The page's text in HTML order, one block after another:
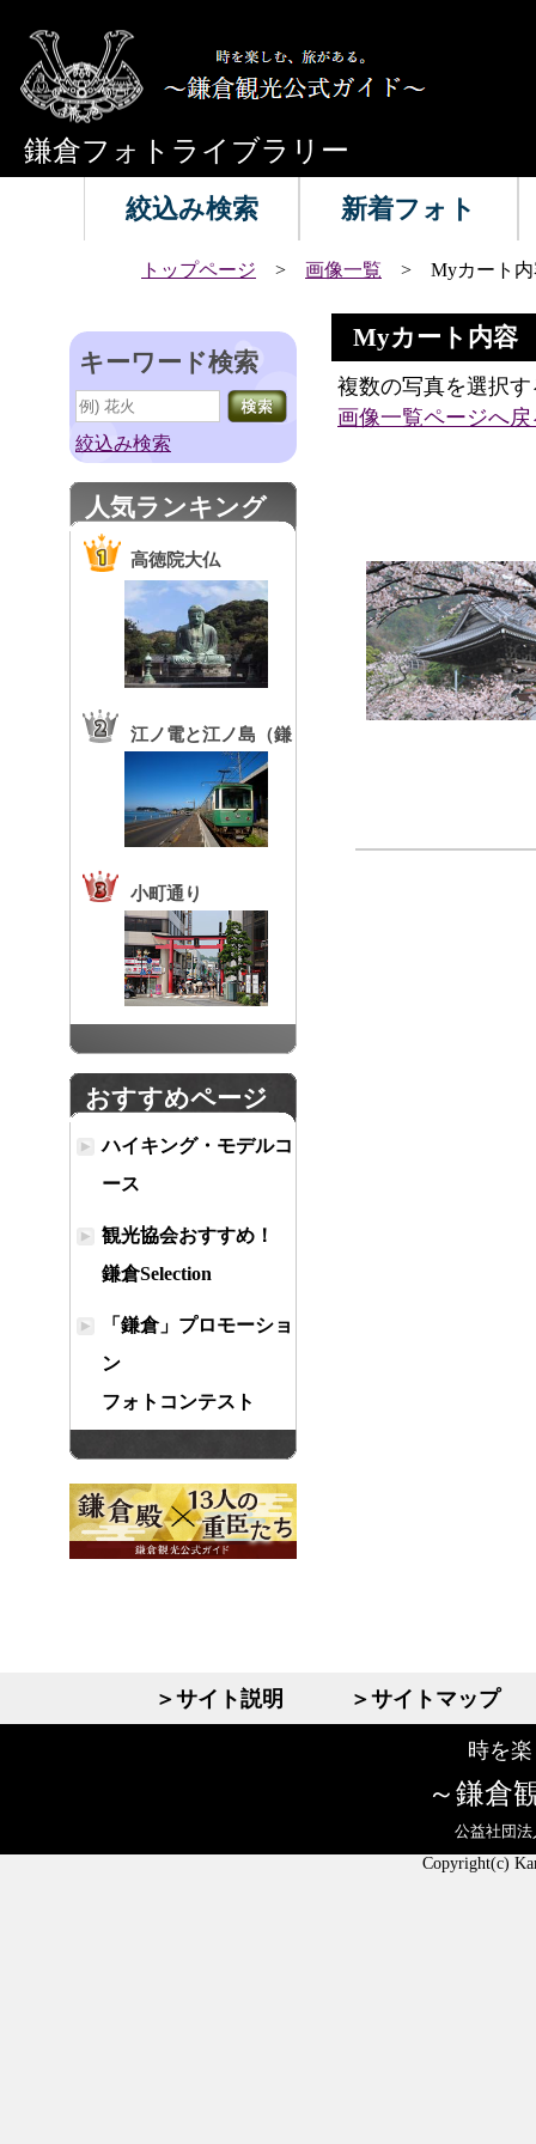
鎌倉フォトライブラリー
絞込み検索 新着フォト
トップページ > 画像一覧 > Myカート内
キーワード検索
絞込み検索
人気ランキング
高徳院大仏
江ノ電と江ノ島（鎌
倉高校前駅）
小町通り
おすすめページ
ハイキング・モデルコ
ース
観光協会おすすめ！
鎌倉Selection
「鎌倉」プロモーショ
ン
フォトコンテスト
Myカート内容
複数の写真を選択
画像一覧ページへ戻
＞サイト説明 ＞サイトマップ
時を
鎌倉
公益社団
Copyright(c)